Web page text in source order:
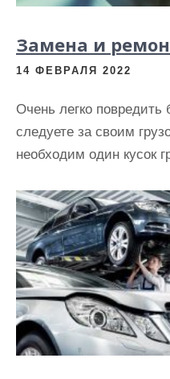
Замена и
14 ФЕВРАЛЯ 2022
Очень легко повредить
следуете за своим
необходим один кусок